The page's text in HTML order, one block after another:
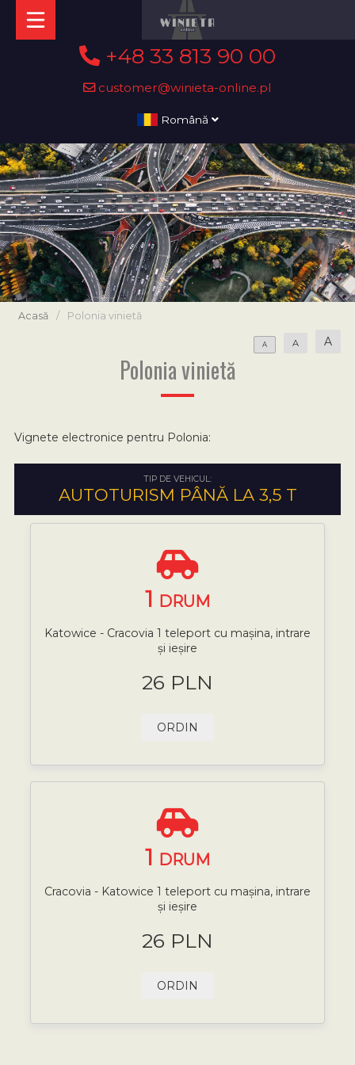
+48 33 813 90 00
customer@winieta-online.pl
Română
Acasă / Polonia vinietă
A A A
Polonia vinietă
Vignete electronice pentru Polonia:
TIP DE VEHICUL:
AUTOTURISM PÂNĂ LA 3,5 T
1 DRUM
Katowice - Cracovia 1 teleport cu mașina, intrare
și ieșire
26 PLN
ORDIN
1 DRUM
Cracovia - Katowice 1 teleport cu mașina, intrare
și ieșire
26 PLN
ORDIN